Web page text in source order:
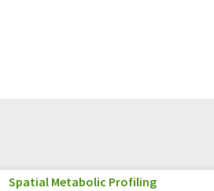
Spatial Metabolic Profiling